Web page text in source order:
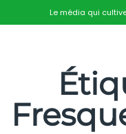
Le média qui